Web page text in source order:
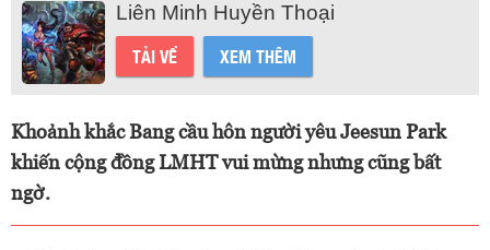
Liên Minh Huyền Thoại
TẢI VỀ XEM THÊM
Khoảnh khắc Bang cầu hôn người yêu Jeesun Park
khiến cộng đồng LMHT vui mừng nhưng cũng bất
ngờ.